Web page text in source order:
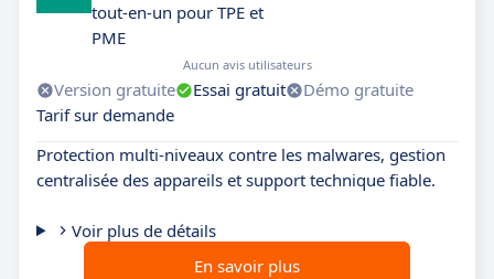
tout-en-un pour TPE et
PME
Aucun avis utilisateurs
Version gratuite Essai gratuit
Démo gratuite
Tarif sur demande
Protection multi-niveaux contre les malwares, gestion
centralisée des appareils et support technique fiable.
Voir plus de détails
En savoir plus